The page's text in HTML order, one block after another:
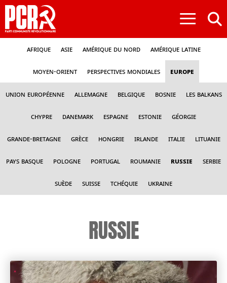
≡
Afrique Asie Amérique du nord Amérique latine
Moyen-Orient Perspectives mondiales Europe
Union Européenne Allemagne Belgique Bosnie Les Balkans
Chypre Danemark Espagne Estonie Géorgie
Grande-Bretagne Grèce Hongrie Irlande Italie Lituanie
Pays Basque Pologne Portugal Roumanie Russie Serbie
Suède Suisse Tchéquie Ukraine
RUSSIE